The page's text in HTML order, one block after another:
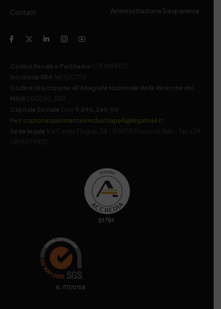
Contatti
Amministrazione Trasparente
Codice fiscale e Partita Iva 07936981211
Iscrizione REA NA 920756
Codice di iscrizione all’Anagrafe Nazionale delle Ricerche del
MIUR 000290_EIRI
Capitale Sociale Euro 9.690.240,00
Pec stazionesperimentaleindustriapelli@legalmail.it
Sede legale
Via Campi Flegrei, 34 – 80078 Pozzuoli (NA) – Tel. +39
081 5979100
. N. IT17/0158